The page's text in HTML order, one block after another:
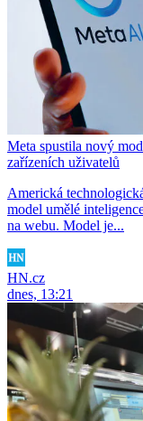
Meta spustila nový
zařízeních uživatelů
Americká
model umělé
na webu. Model je...
HN.cz
dnes, 13:21